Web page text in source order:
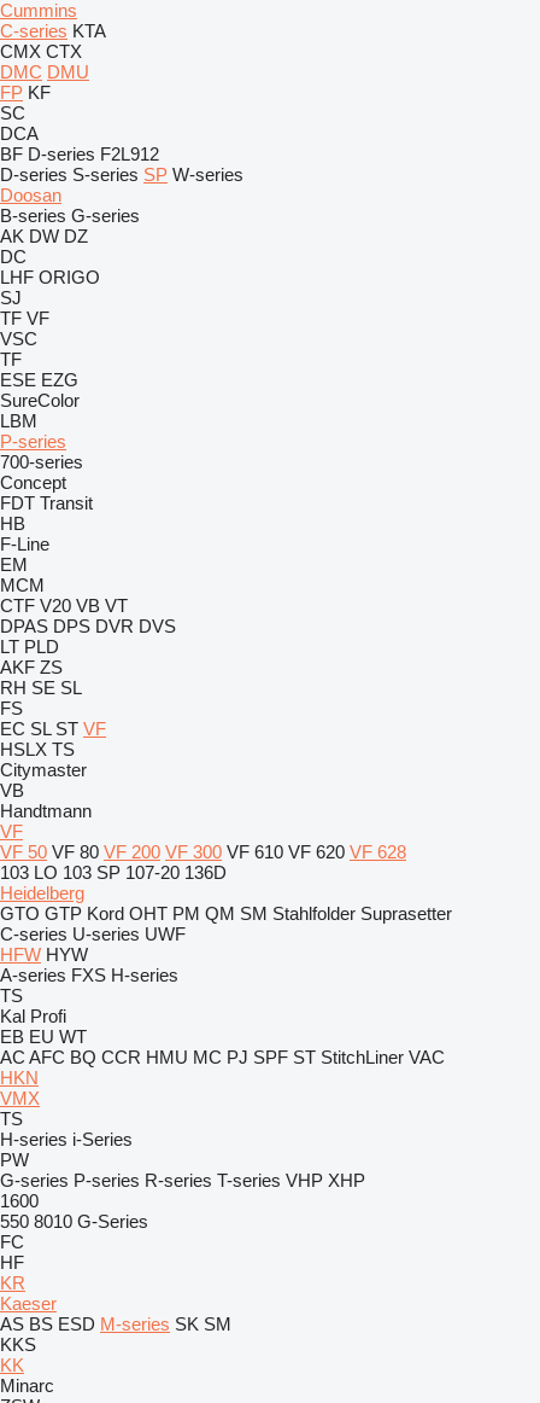
Cummins
C-series KTA
CMX CTX
DMC DMU
FP KF
SC
DCA
BF D-series F2L912
D-series S-series SP W-series
Doosan
B-series G-series
AK DW DZ
DC
LHF ORIGO
SJ
TF VF
VSC
TF
ESE EZG
SureColor
LBM
P-series
700-series
Concept
FDT Transit
HB
F-Line
EM
MCM
CTF V20 VB VT
DPAS DPS DVR DVS
LT PLD
AKF ZS
RH SE SL
FS
EC SL ST VF
HSLX TS
Citymaster
VB
Handtmann
VF
VF 50 VF 80 VF 200 VF 300 VF 610 VF 620 VF 628
103 LO 103 SP 107-20 136D
Heidelberg
GTO GTP Kord OHT PM QM SM Stahlfolder Suprasetter
C-series U-series UWF
HFW HYW
A-series FXS H-series
TS
Kal Profi
EB EU WT
AC AFC BQ CCR HMU MC PJ SPF ST StitchLiner VAC
HKN
VMX
TS
H-series i-Series
PW
G-series P-series R-series T-series VHP XHP
1600
550 8010 G-Series
FC
HF
KR
Kaeser
AS BS ESD M-series SK SM
KKS
KK
Minarc